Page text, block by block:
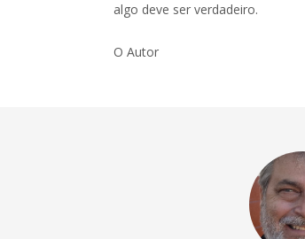
algo deve ser verdadeiro.
O Autor